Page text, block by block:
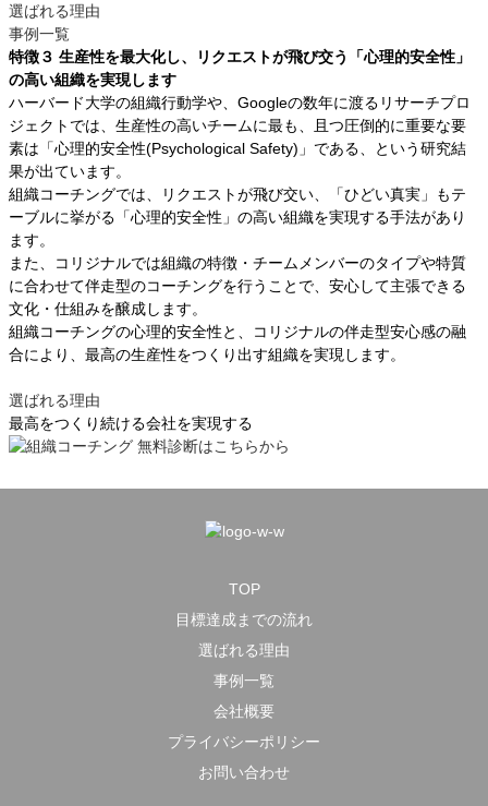
選ばれる理由
事例一覧
特徴３ 生産性を最大化し、リクエストが飛び交う「心理的安全性」
の高い組織を実現します
ハーバード大学の組織行動学や、Googleの数年に渡るリサーチプロ
ジェクトでは、生産性の高いチームに最も、且つ圧倒的に重要な要
素は「心理的安全性(Psychological Safety)」である、という研究結
果が出ています。
組織コーチングでは、リクエストが飛び交い、「ひどい真実」もテ
ーブルに挙がる「心理的安全性」の高い組織を実現する手法があり
ます。
また、コリジナルでは組織の特徴・チームメンバーのタイプや特質
に合わせて伴走型のコーチングを行うことで、安心して主張できる
文化・仕組みを醸成します。
組織コーチングの心理的安全性と、コリジナルの伴走型安心感の融
合により、最高の生産性をつくり出す組織を実現します。
選ばれる理由
最高をつくり続ける会社を実現する
TOP
目標達成までの流れ
選ばれる理由
事例一覧
会社概要
プライバシーポリシー
お問い合わせ